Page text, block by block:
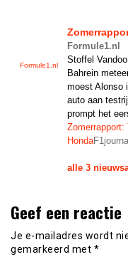
Formule1.nl
Formule1.nl
Stoffel
Bahrein
moest Alonso
auto aan
prompt het
Zomerrapport:
Honda
alle 3
Geef een reactie
Je e-mailadres wordt
gemarkeerd met *